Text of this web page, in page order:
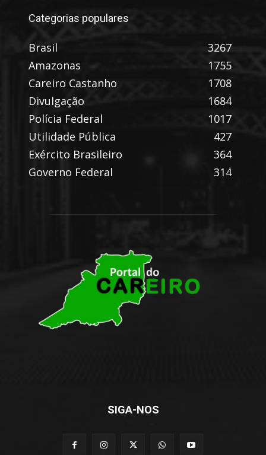
Categorias populares
Brasil
3267
Amazonas
1755
Careiro Castanho
1708
Divulgação
1684
Polícia Federal
1017
Utilidade Pública
427
Exército Brasileiro
364
Governo Federal
314
SIGA-NOS